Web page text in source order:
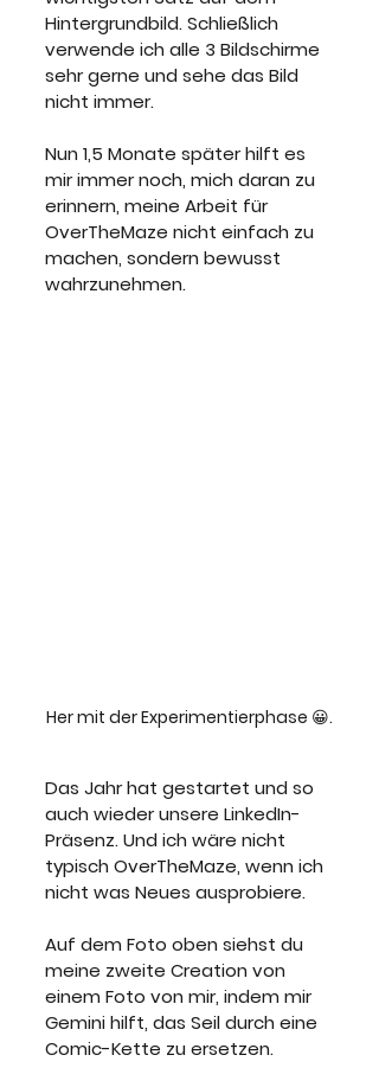
Hintergrundbild. Schließlich
verwende ich alle 3 Bildschirme
sehr gerne und sehe das Bild
nicht immer.
Nun 1,5 Monate später hilft es
mir immer noch, mich daran zu
erinnern, meine Arbeit für
OverTheMaze nicht einfach zu
machen, sondern bewusst
wahrzunehmen.
Her mit der Experimentierphase 😀.
Das Jahr hat gestartet und so
auch wieder unsere LinkedIn-
Präsenz. Und ich wäre nicht
typisch OverTheMaze, wenn ich
nicht was Neues ausprobiere.
Auf dem Foto oben siehst du
meine zweite Creation von
einem Foto von mir, indem mir
Gemini hilft, das Seil durch eine
Comic-Kette zu ersetzen.